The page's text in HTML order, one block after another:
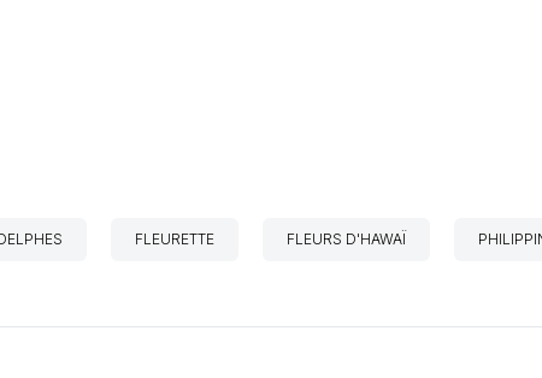
FLEURETTE FLEURS D'HAWAÏ